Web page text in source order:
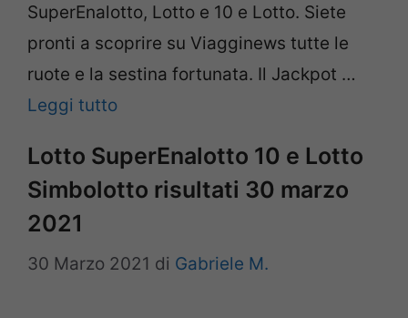
SuperEnalotto, Lotto e 10 e Lotto. Siete
pronti a scoprire su Viagginews tutte le
ruote e la sestina fortunata. Il Jackpot …
Leggi tutto
Lotto SuperEnalotto 10 e Lotto
Simbolotto risultati 30 marzo
2021
30 Marzo 2021 di Gabriele M.